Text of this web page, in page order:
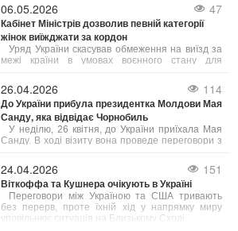
06.05.2026 47
Кабінет Міністрів дозволив певній категорії
жінок виїжджати за кордон
Уряд України скасував обмеження на виїзд за
межі країни в умовах воєнного стану для
26.04.2026 114
До України прибула президентка Молдови Мая
Санду, яка відвідає Чорнобиль
У неділю, 26 квітня, до України приїхала Мая
Санду. В ході візиту вона проведе переговори з
у рамках поїздки Санду відвідає Чорнобиль у
день пам’яті трагедії.
24.04.2026 151
Віткоффа та Кушнера очікують в Україні
Переговори між Україною та США тривають
без перерв, проте їхній хід у напрямку миру
уповільнює ситуація на Близькому Сході.